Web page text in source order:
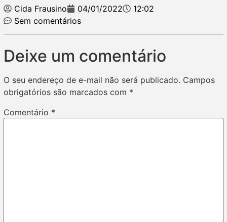
Cida Frausino
04/01/2022
12:02
Sem comentários
Deixe um comentário
O seu endereço de e-mail não será publicado. Campos
obrigatórios são marcados com *
Comentário *